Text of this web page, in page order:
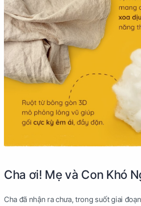
Cha ơi! Mẹ và Con Khó
Cha đã nhận ra chưa, trong suốt giai